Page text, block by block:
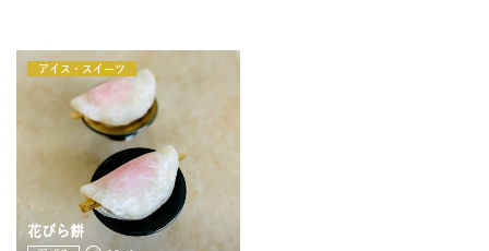
アイス・スイーツ
花びら餅